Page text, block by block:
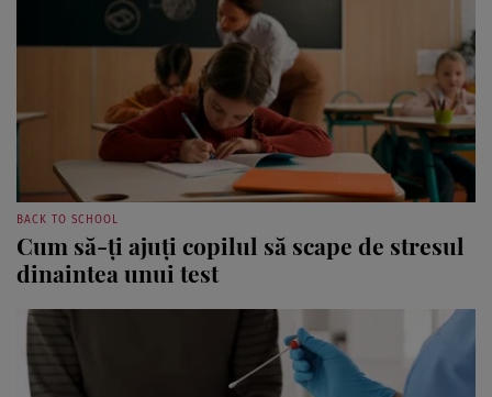
BACK TO SCHOOL
Cum să-ți ajuți copilul să scape de stresul
dinaintea unui test